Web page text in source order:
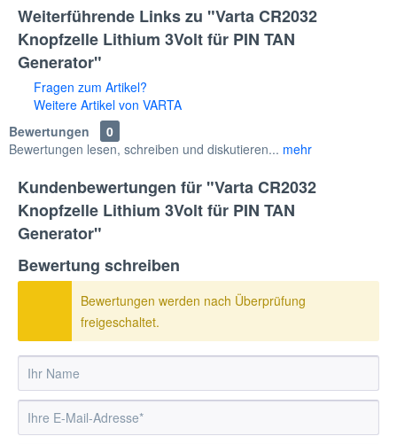
Weiterführende Links zu "Varta CR2032
Knopfzelle Lithium 3Volt für PIN TAN
Generator"
Fragen zum Artikel?
Weitere Artikel von VARTA
Bewertungen
0
Bewertungen lesen, schreiben und diskutieren... mehr
Kundenbewertungen für "Varta CR2032
Knopfzelle Lithium 3Volt für PIN TAN
Generator"
Bewertung schreiben
Bewertungen werden nach Überprüfung
freigeschaltet.